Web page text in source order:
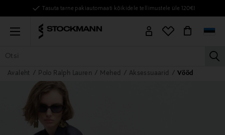
Tasuta tarne pakiautomaati kõikidele tellimustele üle 120€!
Menu
KÕIK TOOTED NAISED MEHED LAPSED KODU
Avaleht Polo Ralph Lauren Mehed Aksessuaarid Vööd